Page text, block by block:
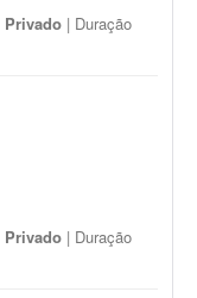
Privado | Duração
Privado | Duração